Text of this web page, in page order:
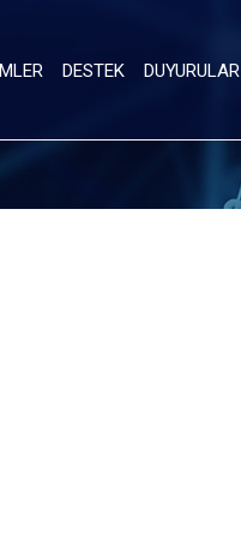
DESTEK DUYURULAR